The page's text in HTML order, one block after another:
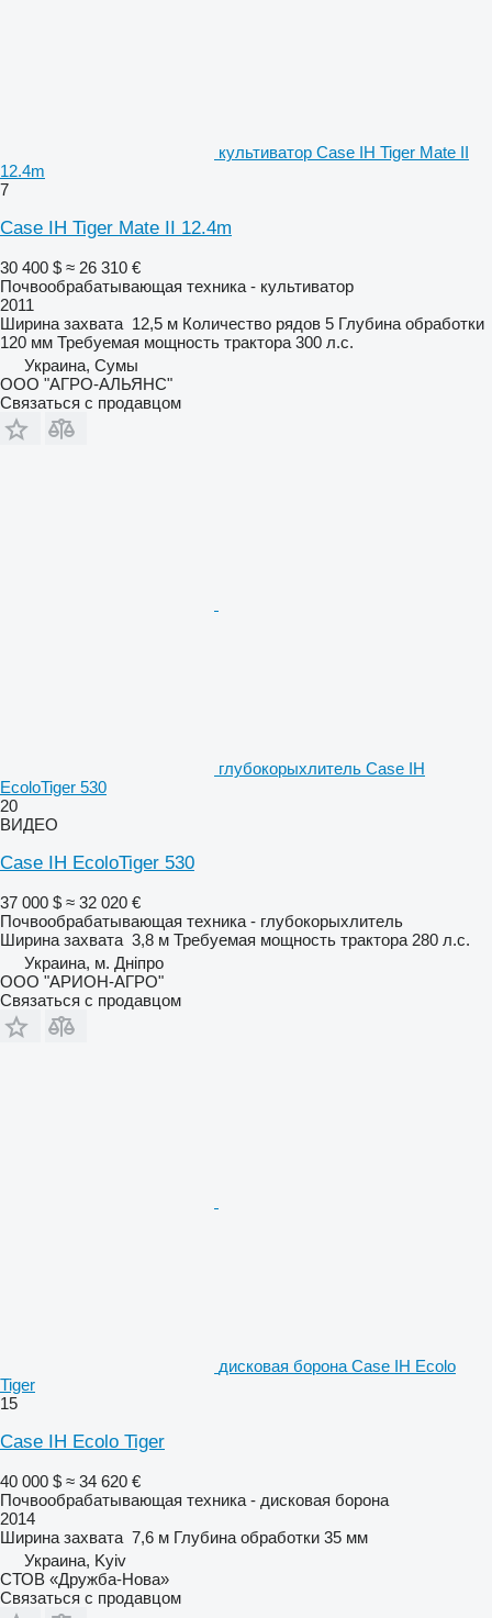
культиватор Case IH Tiger Mate II
12.4m
7
Case IH Tiger Mate II 12.4m
30 400 $ ≈ 26 310 €
Почвообрабатывающая техника - культиватор
2011
Ширина захвата 12,5 м Количество рядов 5 Глубина обработки
120 мм Требуемая мощность трактора 300 л.с.
Украина, Сумы
ООО "АГРО-АЛЬЯНС"
Связаться с продавцом
глубокорыхлитель Case IH
EcoloTiger 530
20
ВИДЕО
Case IH EcoloTiger 530
37 000 $ ≈ 32 020 €
Почвообрабатывающая техника - глубокорыхлитель
Ширина захвата 3,8 м Требуемая мощность трактора 280 л.с.
Украина, м. Дніпро
ООО "АРИОН-АГРО"
Связаться с продавцом
дисковая борона Case IH Ecolo
Tiger
15
Case IH Ecolo Tiger
40 000 $ ≈ 34 620 €
Почвообрабатывающая техника - дисковая борона
2014
Ширина захвата 7,6 м Глубина обработки 35 мм
Украина, Kyiv
СТОВ «Дружба-Нова»
Связаться с продавцом